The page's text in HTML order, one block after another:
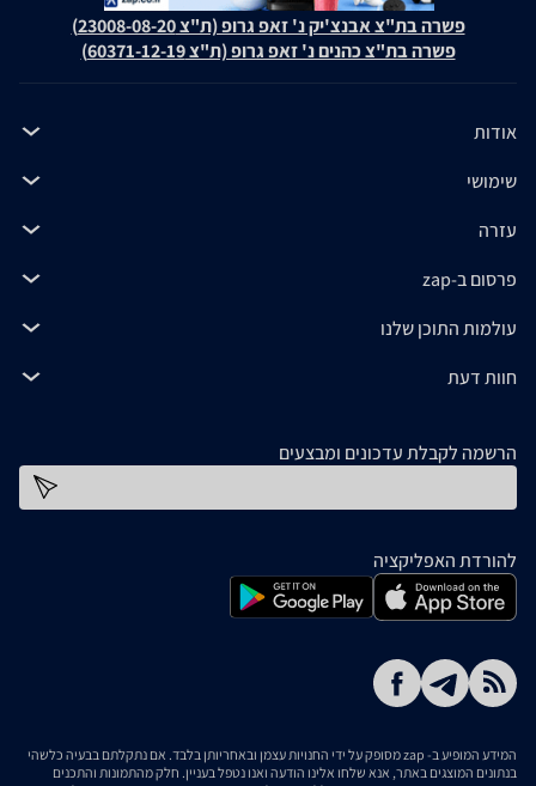
פשרה בת"צ אבנצ'יק נ' זאפ גרופ (ת"צ 23008-08-20)
פשרה בת"צ כהנים נ' זאפ גרופ (ת"צ 60371-12-19)
אודות
שימושי
עזרה
פרסום ב-zap
עולמות התוכן שלנו
חוות דעת
הרשמה לקבלת עדכונים ומבצעים
להורדת האפליקציה
המידע המופיע ב- zap מסופק על ידי החנויות עצמן ובאחריותן בלבד. אם נתקלתם בבעיה כלשהי
בנתונים המוצגים באתר, אנא שלחו אלינו הודעה ואנו נטפל בעניין. חלק מהתמונות והתכנים